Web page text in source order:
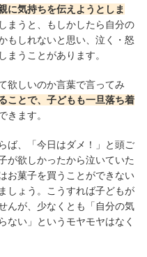
に気持ちを伝えようとしま
まうと、もしかしたら自分の
もしれないと思い、泣く・怒
まうことがあります。
欲しいのか言葉で言ってみ
ことで、子どもも一旦落ち着
きます。
ば、「今日はダメ！」と頭ご
が欲しかったから泣いていた
お菓子を買うことができない
しょう。こうすれば子どもが
んが、少なくとも「自分の気
ない」というモヤモヤはなく